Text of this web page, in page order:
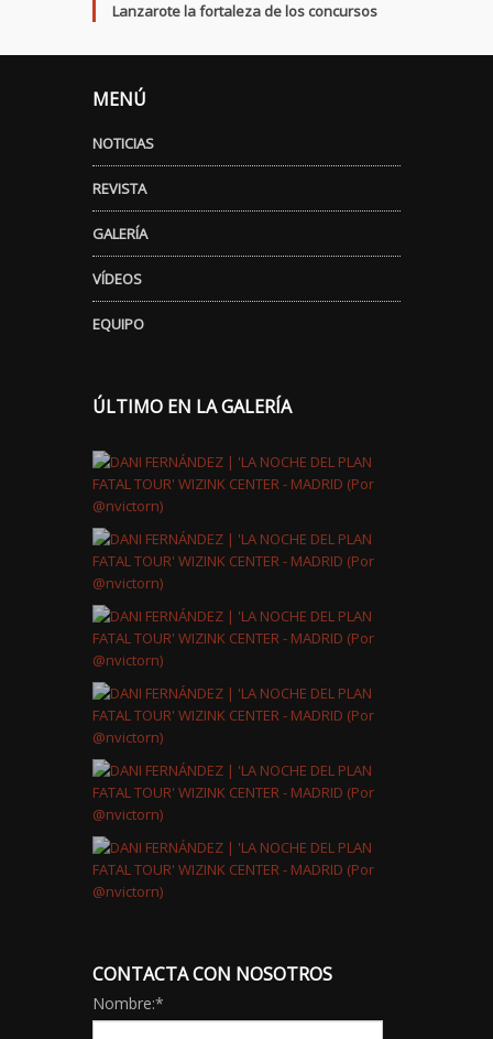
Lanzarote la fortaleza de los concursos
MENÚ
NOTICIAS
REVISTA
GALERÍA
VÍDEOS
EQUIPO
ÚLTIMO EN LA GALERÍA
CONTACTA CON NOSOTROS
Nombre:*